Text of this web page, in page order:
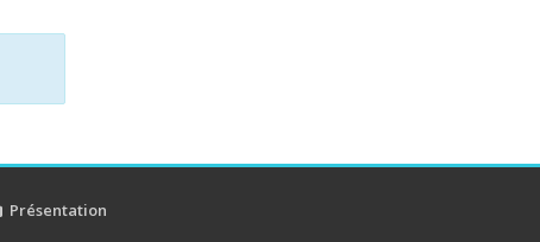
Présentation